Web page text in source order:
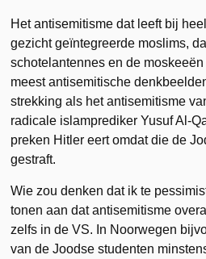
Het antisemitisme dat leeft bij
gezicht geïntegreerde moslims,
schotelantennes en de
meest antisemitische
strekking als het antisemitisme
radicale islamprediker Yusuf Al-
preken Hitler eert omdat die de
gestraft.
Wie zou denken dat ik te
tonen aan dat antisemitisme
zelfs in de VS. In Noorwegen
van de Joodse studenten